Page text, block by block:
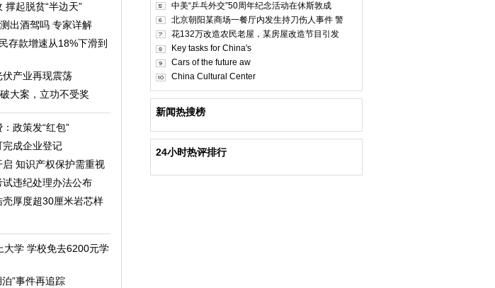
撑起脱贫“半边天”
出酒驾吗 专家详解
存款增速从18%下滑到
伏产业再现震荡
大案，立功不受奖
政策发“红包”
成企业登记
知识产权保护需重视
违纪处理办法公布
厚度超30厘米岩芯样
大学 学校免去6200元学
”事件再追踪
中美“乒乓外交”50周年纪念活动在休斯敦成
北京朝阳某商场一餐厅内发生持刀伤人事件 警
花132万改造农民老屋，某房屋改造节目引发
Key tasks for China's
Cars of the future aw
China Cultural Center
新闻热搜榜
24小时热评排行